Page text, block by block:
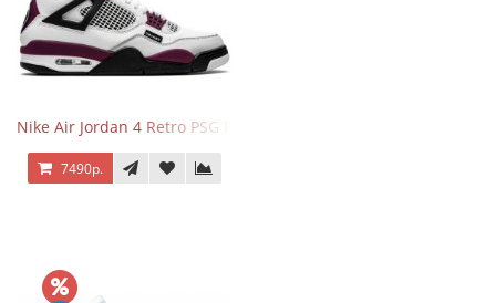
Nike Air Jordan 4 Retro PSG Paris Saint-Germain
7490р.